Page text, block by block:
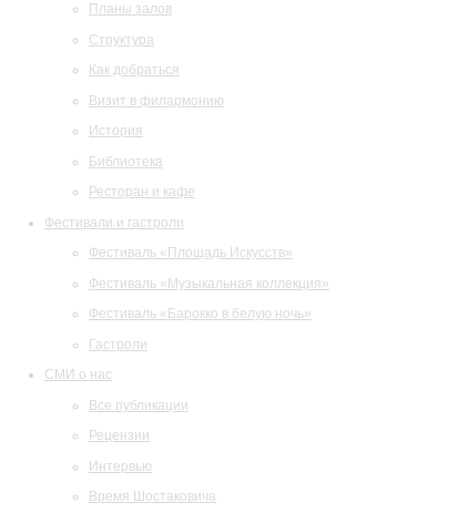
Планы залов
Структура
Как добраться
Визит в филармонию
История
Библиотека
Ресторан и кафе
Фестивали и гастроли
Фестиваль «Площадь Искусств»
Фестиваль «Музыкальная коллекция»
Фестиваль «Барокко в белую ночь»
Гастроли
СМИ о нас
Все публикации
Рецензии
Интервью
Время Шостаковича